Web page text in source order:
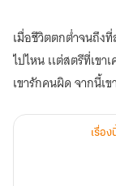
เมื่อชีวิตตกต่ำจนถึงที่
ไปไหน เเต่สตรีที่เขาเ
เขารักคนผิด จากนี้เ
เรื่อ